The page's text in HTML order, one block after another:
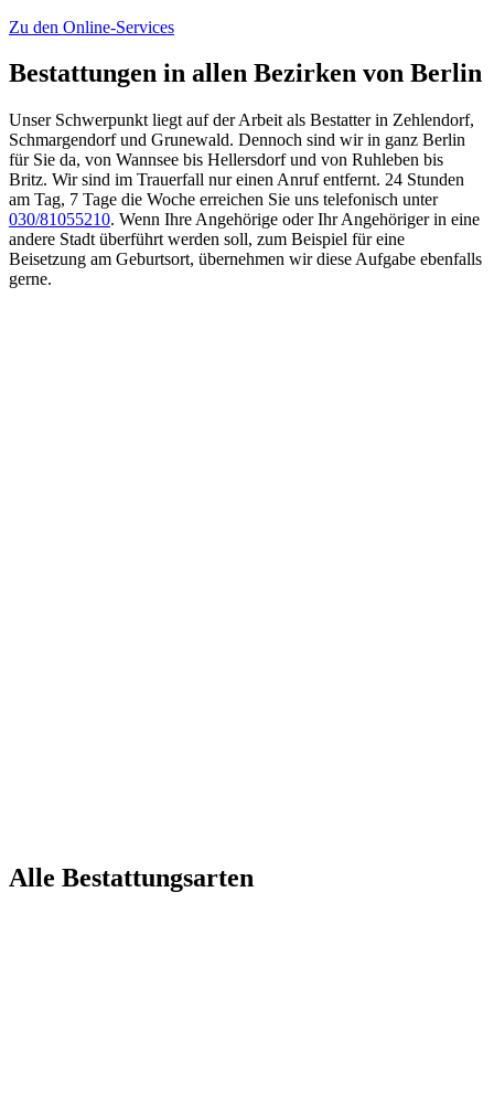
Zu den Online-Services
Bestattungen in allen Bezirken von Berlin
Unser Schwerpunkt liegt auf der Arbeit als Bestatter in Zehlendorf,
Schmargendorf und Grunewald. Dennoch sind wir in ganz Berlin
für Sie da, von Wannsee bis Hellersdorf und von Ruhleben bis
Britz. Wir sind im Trauerfall nur einen Anruf entfernt. 24 Stunden
am Tag, 7 Tage die Woche erreichen Sie uns telefonisch unter
030/81055210. Wenn Ihre Angehörige oder Ihr Angehöriger in eine
andere Stadt überführt werden soll, zum Beispiel für eine
Beisetzung am Geburtsort, übernehmen wir diese Aufgabe ebenfalls
gerne.
Alle Bestattungsarten